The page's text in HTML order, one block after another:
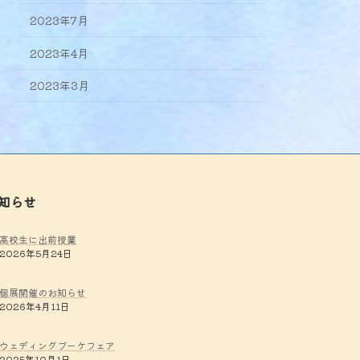
2023年7月
2023年4月
2023年3月
らせ
高校生に出前授業
2026年5月24日
個展開催のお知らせ
2026年4月11日
ウェディングブーケフェア